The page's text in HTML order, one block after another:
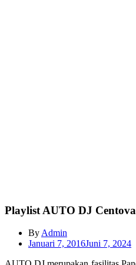
Playlist AUTO DJ
ByAdmin
Januari 7, 2016Juni 7, 2024